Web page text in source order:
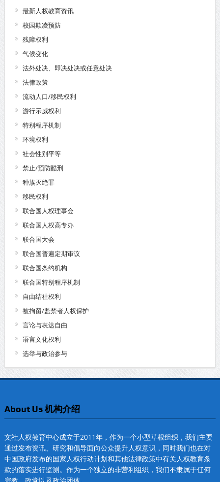
最新人权教育资讯
校园欺凌预防
残障权利
气候变化
法外处决、即决处决或任意处决
法律政策
流动人口/移民权利
游行示威权利
特别程序机制
环境权利
社会性别平等
禁止/预防酷刑
种族灭绝罪
移民权利
联合国人权理事会
联合国人权高专办
联合国大会
联合国普遍定期审议
联合国条约机构
联合国特别程序机制
自由结社权利
被拘留/监禁者人权保护
言论与表达自由
语言文化权利
选举与政治参与
About Us 机构介绍
文社人权教育中心成立于2011年，作为一个小型草根组织，我们主要
通过发布资讯、研究和倡导面向公众提升人权意识，同时我们也在对
中国政府发布的国家人权行动计划和其他法律政策中有关人权教育条
款的落实进行监测。作为一个独立的非营利组织，我们不隶属于任何